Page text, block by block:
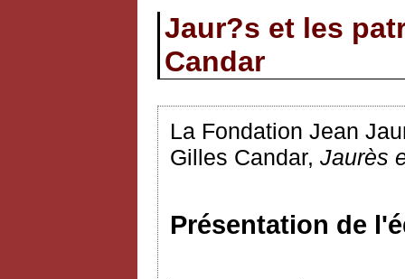
Jaur?s et les
Candar
La Fondation Jean
Gilles Candar, Jaurès
Présentation de